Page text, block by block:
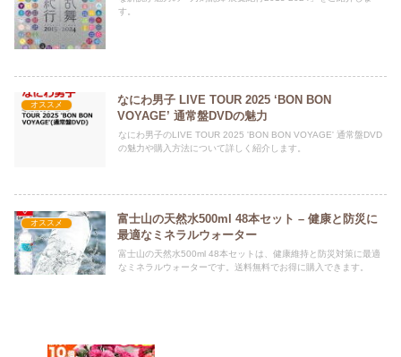
す。
オススメ
なにわ男子 LIVE TOUR 2025 ‘BON BON
VOYAGE’ 通常盤DVDの魅力
なにわ男子のLIVE TOUR 2025 'BON BON VOYAGE' 通常盤DVD
の魅力や購入方法について詳しく紹介します。
オススメ
富士山の天然水500ml 48本セット – 健康と防災に
最適なミネラルウォーター
富士山の天然水500ml 48本セットは、健康維持と防災対策に最適
なミネラルウォーターです。送料無料でお得に購入できます。